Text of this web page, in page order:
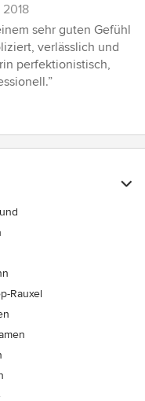
sehr guten Gefühl
verlässlich und
perfektionistisch,
Rauxel